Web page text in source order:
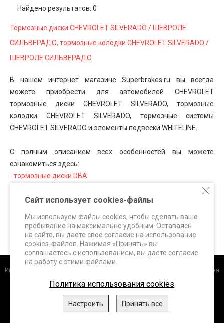
Найдено результатов: 0
Тормозные диски CHEVROLET SILVERADO / ШЕВРОЛЕ
СИЛЬВЕРАДО, тормозные колодки CHEVROLET SILVERADO /
ШЕВРОЛЕ СИЛЬВЕРАДО
В нашем интернет магазине Superbrakes.ru вы всегда
можете приобрести для автомобилей CHEVROLET
тормозные диски CHEVROLET SILVERADO, тормозные
колодки CHEVROLET SILVERADO, тормозные системы
CHEVROLET SILVERADO и элементы подвески WHITELINE.
С полным описанием всех особенностей вы можете
ознакомиться здесь:
- тормозные диски DBA
- тормозные колодки HAWK Performance
- элементы подвески WHITELINE
Интернет-магазин
+7 (495) 648-60-24 +7 (963) 687-56-82 Москва, Дорожная
улица, д.3 к. 5Б info@superbrakes.ru, с 10 до 17 по рабочим дням
DBA (Австралия).FERODO Racing (Италия).HAWK Performance
WHITELINE (Австралия) XTREME Performance,
Сайт использует cookies-файлы
Мы используем файлы cookies, чтобы сделать ваше
пребывание на максимально удобным. Оставаясь
на сайте, вы даете своё согласие на использование
cookies-файлов. Нажимая «Принять» вы
соглашаетесь с использованием, вы даете согласие
на работу с этими файлами.
Политика использования cookies
Настроить Принять все